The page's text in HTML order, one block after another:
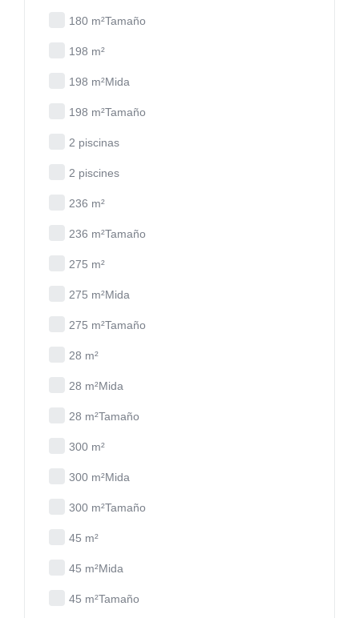
180 m²Tamaño
198 m²
198 m²Mida
198 m²Tamaño
2 piscinas
2 piscines
236 m²
236 m²Tamaño
275 m²
275 m²Mida
275 m²Tamaño
28 m²
28 m²Mida
28 m²Tamaño
300 m²
300 m²Mida
300 m²Tamaño
45 m²
45 m²Mida
45 m²Tamaño